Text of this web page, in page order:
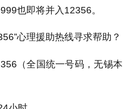
也即将并入12356。
心理援助热线寻求帮助？
（全国统一号码，无锡本